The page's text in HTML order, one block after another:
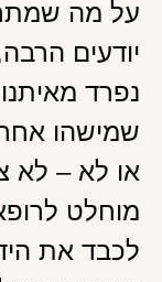
על מה
יודעים
נפרד
שמישהו
או לא – לא
מוחלט
לכבד את